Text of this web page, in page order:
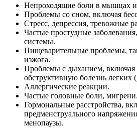
Непроходящие боли в мышцах и
Проблемы со сном, включая
Стресс, депрессия, тревожные
Частые простудные
системы.
Пищеварительные проблемы,
изжога.
Проблемы с дыханием, включая
обструктивную болезнь
Аллергические реакции.
Частые головные боли, мигрени.
Гормональные расстройства,
предменструального
менопаузы.